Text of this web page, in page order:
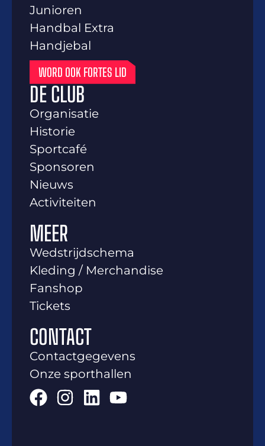
Junioren
Handbal Extra
Handjebal
WORD OOK FORTES LID
DE CLUB
Organisatie
Historie
Sportcafé
Sponsoren
Nieuws
Activiteiten
MEER
Wedstrijdschema
Kleding / Merchandise
Fanshop
Tickets
CONTACT
Contactgegevens
Onze sporthallen